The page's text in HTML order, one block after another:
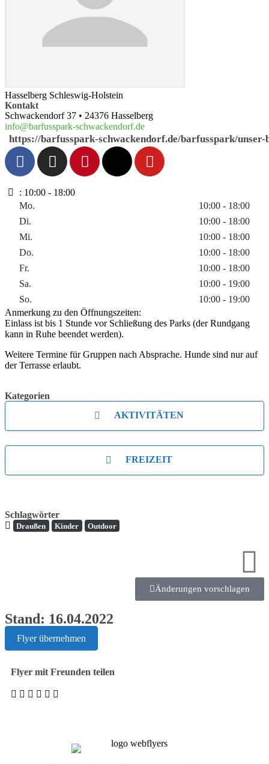
Hasselberg Schleswig-Holstein
Kontakt
Schwackendorf 37 • 24376 Hasselberg
info@barfusspark-schwackendorf.de
https://barfusspark-schwackendorf.de/barfusspark/
: 10:00 - 18:00
Mo.
10:00 - 18:00
Di.
10:00 - 18:00
Mi.
10:00 - 18:00
Do.
10:00 - 18:00
Fr.
10:00 - 18:00
Sa.
10:00 - 19:00
So.
10:00 - 19:00
Anmerkung zu den Öffnungszeiten:
Einlass ist bis 1 Stunde vor Schließung des Parks (der Rundgang
kann in Ruhe beendet werden).
Weitere Termine für Gruppen nach Absprache. Hunde sind nur auf
der Terrasse erlaubt.
Kategorien
AKTIVITÄTEN
FREIZEIT
Schlagwörter
Draußen Kinder Outdoor
Änderungen vorschlagen
Stand: 16.04.2022
Flyer übernehmen
Flyer mit Freunden teilen